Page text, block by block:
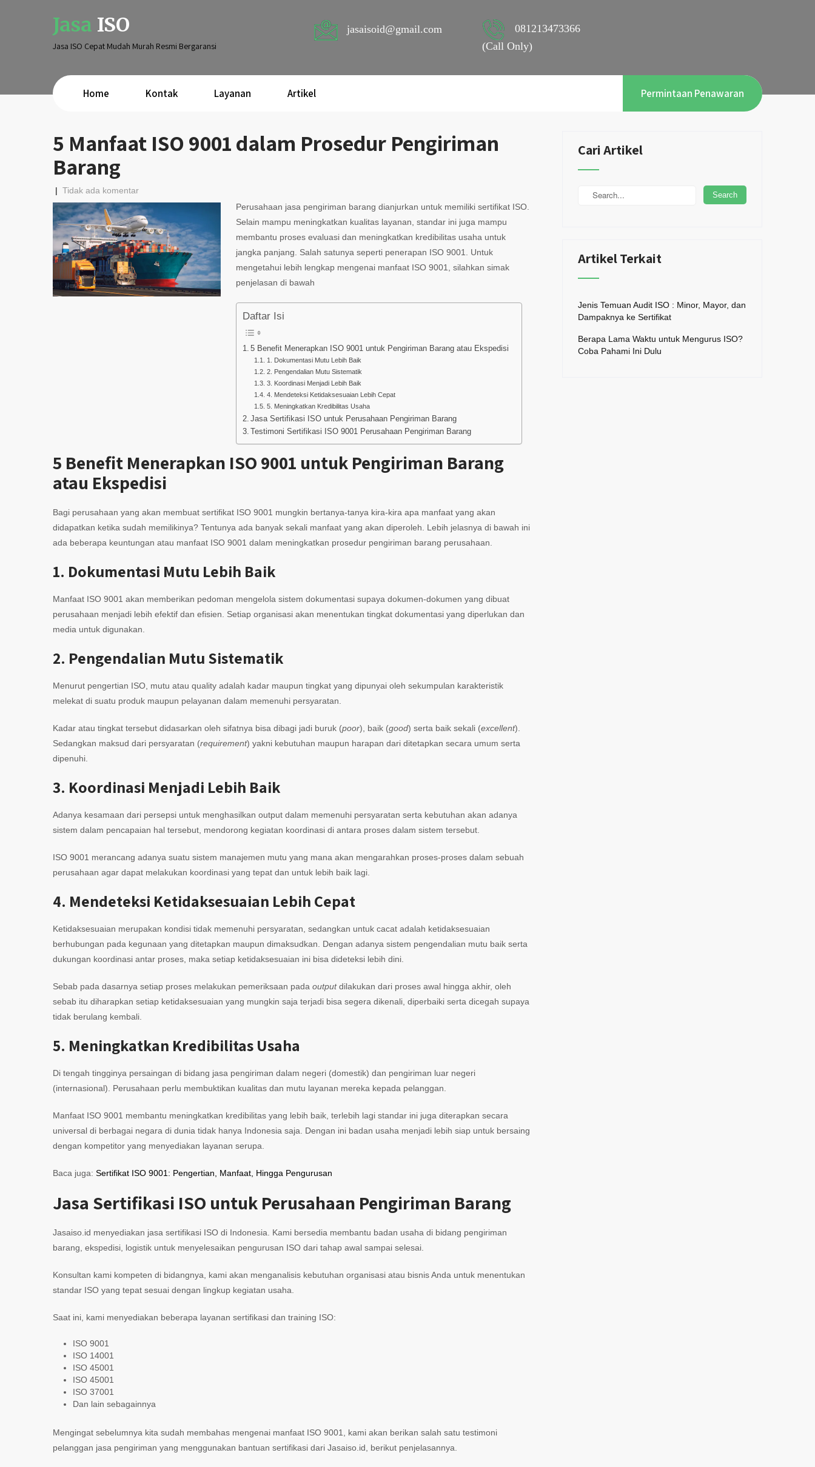
Jasa ISO
Jasa ISO Cepat Mudah Murah Resmi Bergaransi
jasaisoid@gmail.com
081213473366
(Call Only)
Home Kontak Layanan Artikel Permintaan Penawaran
5 Manfaat ISO 9001 dalam Prosedur Pengiriman
Barang
| Tidak ada komentar
Perusahaan jasa pengiriman barang dianjurkan untuk memiliki sertifikat ISO.
Selain mampu meningkatkan kualitas layanan, standar ini juga mampu
membantu proses evaluasi dan meningkatkan kredibilitas usaha untuk
jangka panjang. Salah satunya seperti penerapan ISO 9001. Untuk
mengetahui lebih lengkap mengenai manfaat ISO 9001, silahkan simak
penjelasan di bawah
Daftar Isi
5 Benefit Menerapkan ISO 9001 untuk Pengiriman Barang atau Ekspedisi
1. Dokumentasi Mutu Lebih Baik
2. Pengendalian Mutu Sistematik
3. Koordinasi Menjadi Lebih Baik
4. Mendeteksi Ketidaksesuaian Lebih Cepat
5. Meningkatkan Kredibilitas Usaha
Jasa Sertifikasi ISO untuk Perusahaan Pengiriman Barang
Testimoni Sertifikasi ISO 9001 Perusahaan Pengiriman Barang
5 Benefit Menerapkan ISO 9001 untuk Pengiriman Barang
atau Ekspedisi
Bagi perusahaan yang akan membuat sertifikat ISO 9001 mungkin bertanya-tanya kira-kira apa manfaat yang akan
didapatkan ketika sudah memilikinya? Tentunya ada banyak sekali manfaat yang akan diperoleh. Lebih jelasnya di bawah ini
ada beberapa keuntungan atau manfaat ISO 9001 dalam meningkatkan prosedur pengiriman barang perusahaan.
1. Dokumentasi Mutu Lebih Baik
Manfaat ISO 9001 akan memberikan pedoman mengelola sistem dokumentasi supaya dokumen-dokumen yang dibuat
perusahaan menjadi lebih efektif dan efisien. Setiap organisasi akan menentukan tingkat dokumentasi yang diperlukan dan
media untuk digunakan.
2. Pengendalian Mutu Sistematik
Menurut pengertian ISO, mutu atau quality adalah kadar maupun tingkat yang dipunyai oleh sekumpulan karakteristik
melekat di suatu produk maupun pelayanan dalam memenuhi persyaratan.
Kadar atau tingkat tersebut didasarkan oleh sifatnya bisa dibagi jadi buruk (poor), baik (good) serta baik sekali (excellent).
Sedangkan maksud dari persyaratan (requirement) yakni kebutuhan maupun harapan dari ditetapkan secara umum serta
dipenuhi.
3. Koordinasi Menjadi Lebih Baik
Adanya kesamaan dari persepsi untuk menghasilkan output dalam memenuhi persyaratan serta kebutuhan akan adanya
sistem dalam pencapaian hal tersebut, mendorong kegiatan koordinasi di antara proses dalam sistem tersebut.
ISO 9001 merancang adanya suatu sistem manajemen mutu yang mana akan mengarahkan proses-proses dalam sebuah
perusahaan agar dapat melakukan koordinasi yang tepat dan untuk lebih baik lagi.
4. Mendeteksi Ketidaksesuaian Lebih Cepat
Ketidaksesuaian merupakan kondisi tidak memenuhi persyaratan, sedangkan untuk cacat adalah ketidaksesuaian
berhubungan pada kegunaan yang ditetapkan maupun dimaksudkan. Dengan adanya sistem pengendalian mutu baik serta
dukungan koordinasi antar proses, maka setiap ketidaksesuaian ini bisa dideteksi lebih dini.
Sebab pada dasarnya setiap proses melakukan pemeriksaan pada outputdilakukan dari proses awal hingga akhir, oleh
sebab itu diharapkan setiap ketidaksesuaian yang mungkin saja terjadi bisa segera dikenali, diperbaiki serta dicegah supaya
tidak berulang kembali.
5. Meningkatkan Kredibilitas Usaha
Di tengah tingginya persaingan di bidang jasa pengiriman dalam negeri (domestik) dan pengiriman luar negeri
(internasional). Perusahaan perlu membuktikan kualitas dan mutu layanan mereka kepada pelanggan.
Manfaat ISO 9001 membantu meningkatkan kredibilitas yang lebih baik, terlebih lagi standar ini juga diterapkan secara
universal di berbagai negara di dunia tidak hanya Indonesia saja. Dengan ini badan usaha menjadi lebih siap untuk bersaing
dengan kompetitor yang menyediakan layanan serupa.
Baca juga: Sertifikat ISO 9001: Pengertian, Manfaat, Hingga Pengurusan
Jasa Sertifikasi ISO untuk Perusahaan Pengiriman Barang
Jasaiso.id menyediakan jasa sertifikasi ISO di Indonesia. Kami bersedia membantu badan usaha di bidang pengiriman
barang, ekspedisi, logistik untuk menyelesaikan pengurusan ISO dari tahap awal sampai selesai.
Konsultan kami kompeten di bidangnya, kami akan menganalisis kebutuhan organisasi atau bisnis Anda untuk menentukan
standar ISO yang tepat sesuai dengan lingkup kegiatan usaha.
Saat ini, kami menyediakan beberapa layanan sertifikasi dan training ISO:
ISO 9001
ISO 14001
ISO 45001
ISO 45001
ISO 37001
Dan lain sebagainnya
Mengingat sebelumnya kita sudah membahas mengenai manfaat ISO 9001, kami akan berikan salah satu testimoni
pelanggan jasa pengiriman yang menggunakan bantuan sertifikasi dari Jasaiso.id, berikut penjelasannya.
Cari Artikel
Artikel Terkait
Jenis Temuan Audit ISO : Minor, Mayor, dan
Dampaknya ke Sertifikat
Berapa Lama Waktu untuk Mengurus ISO?
Coba Pahami Ini Dulu